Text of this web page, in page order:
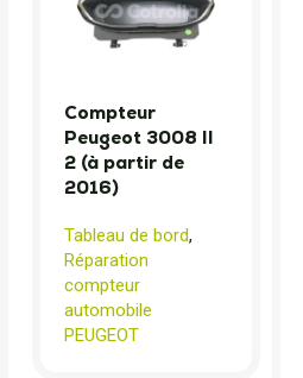
Compteur
Peugeot 3008 II
2 (à partir de
2016)
Tableau de bord,
Réparation
compteur
automobile
PEUGEOT